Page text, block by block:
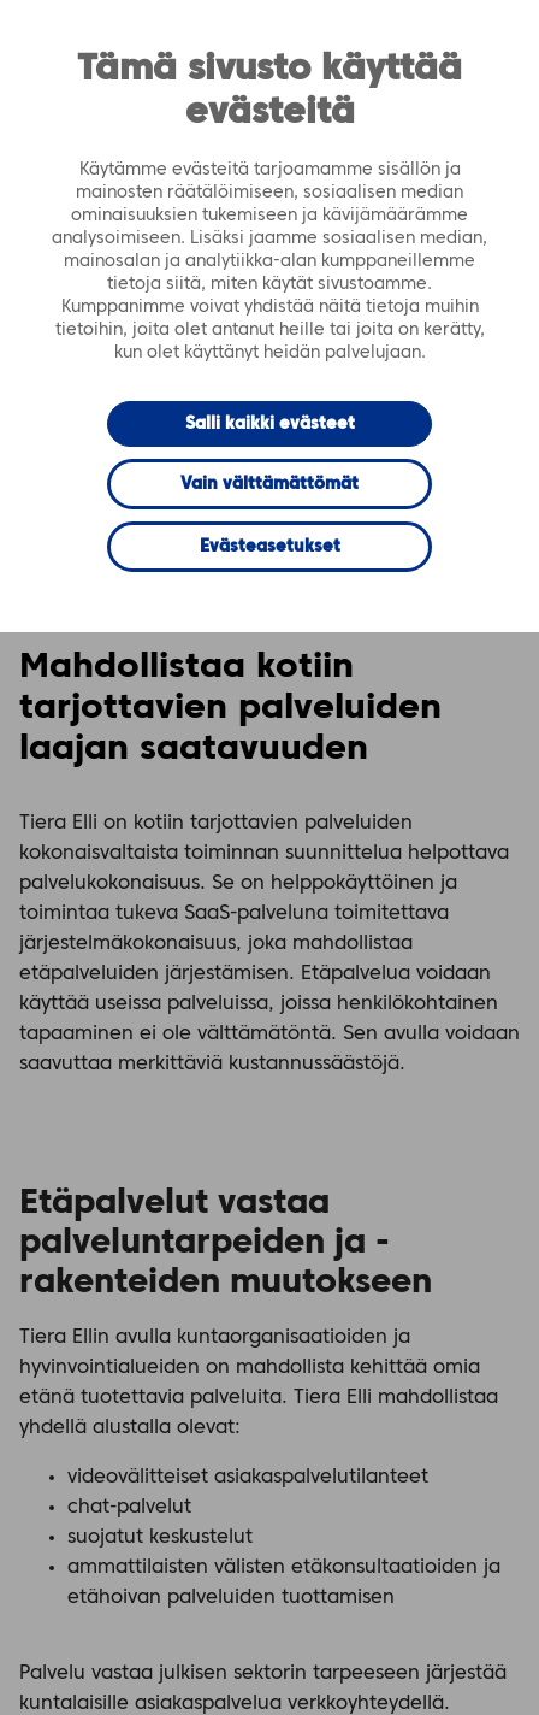
Tämä sivusto käyttää
evästeitä
Käytämme evästeitä tarjoamamme sisällön ja
mainosten räätälöimiseen, sosiaalisen median
ominaisuuksien tukemiseen ja kävijämäärämme
analysoimiseen. Lisäksi jaamme sosiaalisen median,
mainosalan ja analytiikka-alan kumppaneillemme
tietoja siitä, miten käytät sivustoamme.
Kumppanimme voivat yhdistää näitä tietoja muihin
tietoihin, joita olet antanut heille tai joita on kerätty,
kun olet käyttänyt heidän palvelujaan.
Salli kaikki evästeet
Vain välttämättömät
Evästeasetukset
https://tiera.fi/name FI SV
etäpalvelut
Mahdollistaa kotiin
tarjottavien palveluiden
laajan saatavuuden
Tiera Elli on kotiin tarjottavien palveluiden
kokonaisvaltaista toiminnan suunnittelua helpottava
palvelukokonaisuus. Se on helppokäyttöinen ja
toimintaa tukeva SaaS-palveluna toimitettava
järjestelmäkokonaisuus, joka mahdollistaa
etäpalveluiden järjestämisen. Etäpalvelua voidaan
käyttää useissa palveluissa, joissa henkilökohtainen
tapaaminen ei ole välttämätöntä. Sen avulla voidaan
saavuttaa merkittäviä kustannussäästöjä.
Etäpalvelut vastaa
palveluntarpeiden ja -
rakenteiden muutokseen
Tiera Ellin avulla kuntaorganisaatioiden ja
hyvinvointialueiden on mahdollista kehittää omia
etänä tuotettavia palveluita. Tiera Elli mahdollistaa
yhdellä alustalla olevat:
videovälitteiset asiakaspalvelutilanteet
chat-palvelut
suojatut keskustelut
ammattilaisten välisten etäkonsultaatioiden ja
etähoivan palveluiden tuottamisen
Palvelu vastaa julkisen sektorin tarpeeseen järjestää
kuntalaisille asiakaspalvelua verkkoyhteydellä.